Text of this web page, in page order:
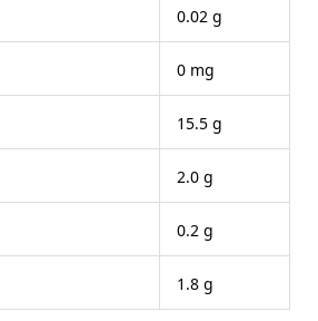
0.02 g
0 mg
15.5 g
2.0 g
0.2 g
1.8 g